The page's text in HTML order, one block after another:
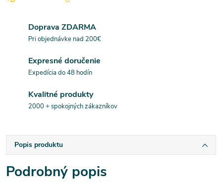
Doprava ZDARMA
Pri objednávke nad 200€
Expresné doručenie
Expedícia do 48 hodín
Kvalitné produkty
2000 + spokojných zákazníkov
Popis produktu
Podrobný popis